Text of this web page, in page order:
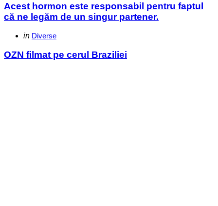
Acest hormon este responsabil pentru faptul
că ne legăm de un singur partener.
Categories
Posted
in Diverse
OZN filmat pe cerul Braziliei